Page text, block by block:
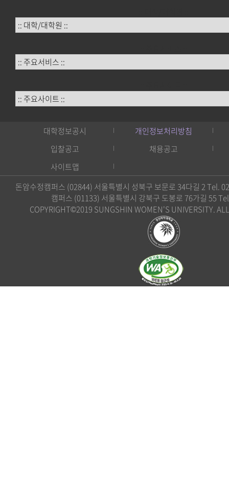
대학정보공시
개인정보처리방침
입찰공고
채용공고
사이트맵
돈암수정캠퍼스 (02844) 서울특별시 성북구 보문로 34다길 2 Tel.
캠퍼스 (01133) 서울특별시 강북구 도봉로 76가길 55
COPYRIGHT©2019 SUNGSHIN WOMEN'S UNIVERSITY.